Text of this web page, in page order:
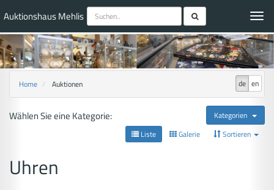
Auktionshaus Mehlis
de en
Home Auktionen
Kategorien
Wählen Sie eine Kategorie:
Liste Galerie Sortieren
Uhren